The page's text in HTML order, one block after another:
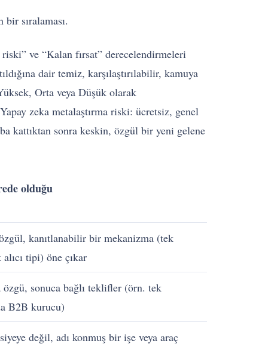
sıralaması.
ve “Kalan fırsat” derecelendirmeleri
dair temiz, karşılaştırılabilir, kamuya
Orta veya Düşük olarak
zeka metalaştırma riski: ücretsiz, genel
kattıktan sonra keskin, özgül bir yeni gelene
olduğu
kanıtlanabilir bir mekanizma (tek
tipi) öne çıkar
özgü, sonuca bağlı teklifler (örn. tek
B2B kurucu)
değil, adı konmuş bir işe veya araç